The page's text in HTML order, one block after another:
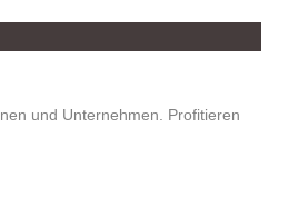
und Unternehmen. Profitieren